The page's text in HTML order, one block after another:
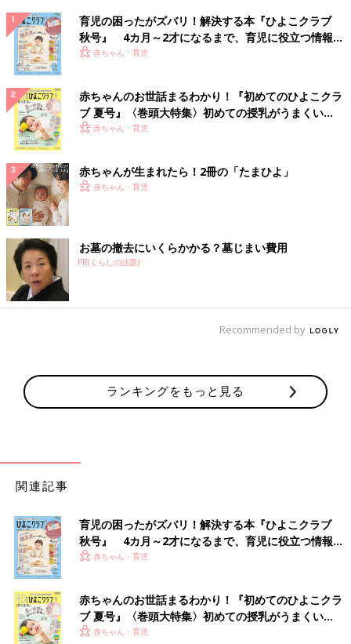
育児の困ったがズバリ！解決する本『ひよこクラブ
秋号』 4カ月～2才になるまで、育児に役立つ情報が
いっぱい！
赤ちゃん・育児
赤ちゃんのお世話まるわかり！『初めてのひよこクラ
ブ 夏号』〈巻頭大特集〉初めての授乳がうまくい
く！ おっぱい・ミルクの基本と夏のトラブル 解決テ
赤ちゃん・育児
赤ちゃんが生まれたら！2冊の「たまひよ」
赤ちゃん・育児
お墓の撤去にいくらかかる？墓じまい費用
PR(くらしの話題)
Recommended by
ランキングをもっと見る
関連記事
育児の困ったがズバリ！解決する本『ひよこクラブ
秋号』 4カ月～2才になるまで、育児に役立つ情報が
いっぱい！
赤ちゃん・育児
赤ちゃんのお世話まるわかり！『初めてのひよこクラ
ブ 夏号』〈巻頭大特集〉初めての授乳がうまくい
く！ おっぱい・ミルクの基本と夏のトラブル 解決テ
赤ちゃん・育児